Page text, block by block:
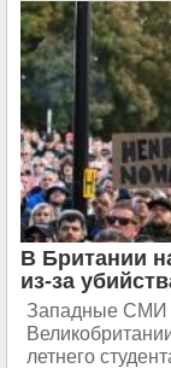
В Британии
из-за
Западные СМИ
летнего